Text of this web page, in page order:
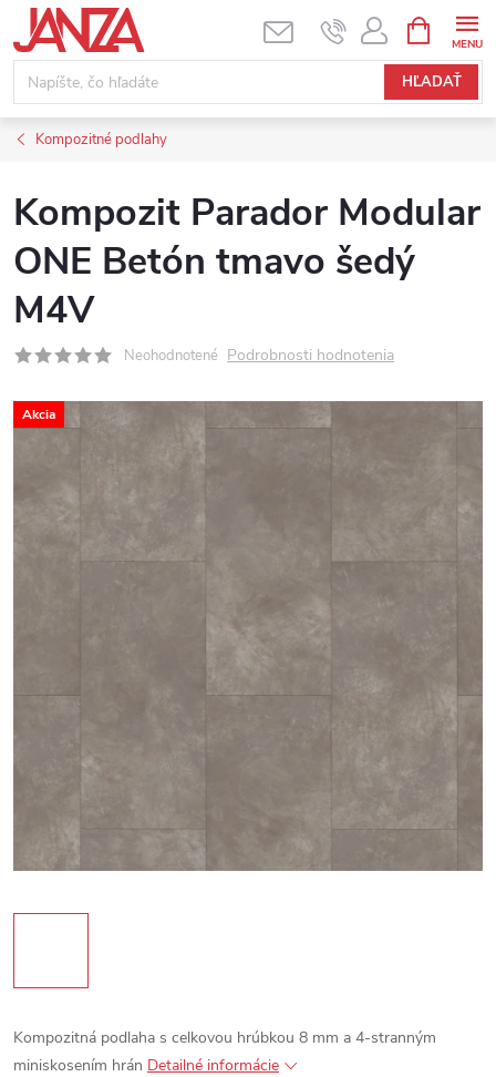
Prejsť na obsah
HĽADAŤ
Kompozitné podlahy
Kompozit Parador Modular
ONE Betón tmavo šedý
M4V
Neohodnotené Podrobnosti hodnotenia
Akcia
Kompozitná podlaha s celkovou hrúbkou 8 mm a 4-stranným
miniskosením hrán Detailné informácie